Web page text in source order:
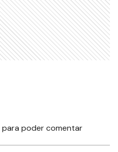
para poder comentar